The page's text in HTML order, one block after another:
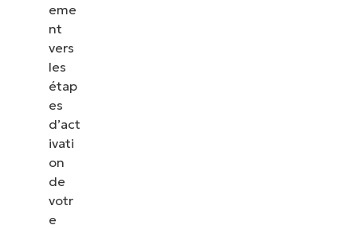
eme
nt
vers
les
étap
es
d’act
ivati
on
de
votr
e